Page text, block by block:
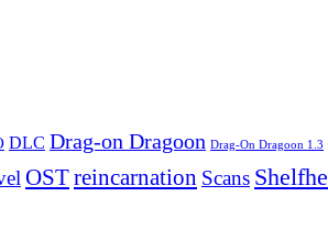
DLC Drag-on Dragoon Drag-On Dragoon 1.3
OSTreincarnation Scans